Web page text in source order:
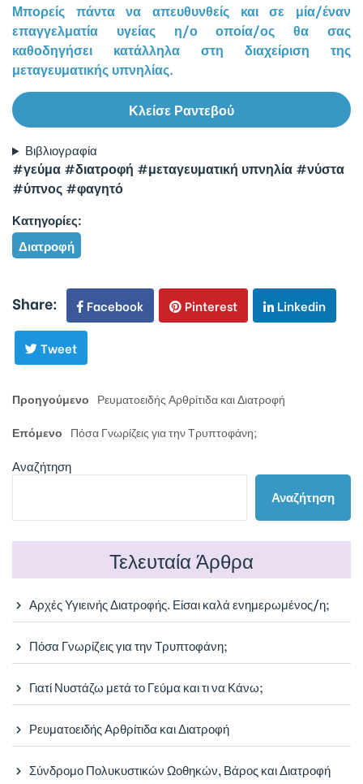
Μπορείς πάντα να απευθυνθείς και σε μία/έναν
επαγγελματία υγείας η/ο οποία/ος θα σας
καθοδηγήσει κατάλληλα στη διαχείριση της
μεταγευματικής υπνηλίας.
Κλείσε Ραντεβού
Βιβλιογραφία
#γεύμα #διατροφή #μεταγευματική υπνηλία #νύστα
#ύπνος #φαγητό
Κατηγορίες:
Διατροφή
Share: Facebook Pinterest Linkedin
Tweet
Πλοήγηση
άρθρων
Προηγούμενο
Previous
Ρευματοειδής Αρθρίτιδα και Διατροφή
Επόμενο
Next
Πόσα Γνωρίζεις για την Τρυπτοφάνη;
Αναζήτηση
Αναζήτηση
Τελευταία Άρθρα
Αρχές Υγιεινής Διατροφής. Είσαι καλά ενημερωμένος/η;
Πόσα Γνωρίζεις για την Τρυπτοφάνη;
Γιατί Νυστάζω μετά το Γεύμα και τι να Κάνω;
Ρευματοειδής Αρθρίτιδα και Διατροφή
Σύνδρομο Πολυκυστικών Ωοθηκών, Βάρος και Διατροφή